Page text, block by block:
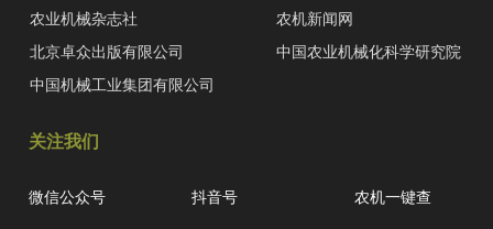
农业机械杂志社
农机新闻网
北京卓众出版有限公司
中国农业机械化科学研究院
中国机械工业集团有限公司
关注我们
微信公众号 抖音号 农机一键查